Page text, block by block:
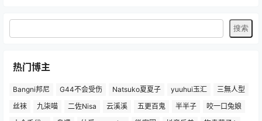
热门博主
Bangni邦尼 G44不会受伤 Natsuko夏夏子 yuuhui玉汇
三無人型
丝袜
九柒喵 二佐Nisa 云溪溪 五更百鬼 半半子
咬一口兔娘